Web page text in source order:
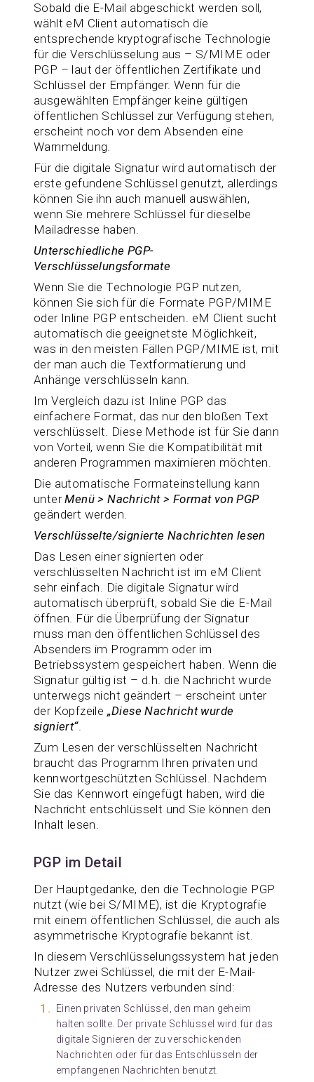
Sobald die E-Mail abgeschickt werden soll,
wählt eM Client automatisch die
entsprechende kryptografische Technologie
für die Verschlüsselung aus – S/MIME oder
PGP – laut der öffentlichen Zertifikate und
Schlüssel der Empfänger. Wenn für die
ausgewählten Empfänger keine gültigen
öffentlichen Schlüssel zur Verfügung stehen,
erscheint noch vor dem Absenden eine
Warnmeldung.
Für die digitale Signatur wird automatisch der
erste gefundene Schlüssel genutzt, allerdings
können Sie ihn auch manuell auswählen,
wenn Sie mehrere Schlüssel für dieselbe
Mailadresse haben.
Unterschiedliche PGP-
Verschlüsselungsformate
Wenn Sie die Technologie PGP nutzen,
können Sie sich für die Formate PGP/MIME
oder Inline PGP entscheiden. eM Client sucht
automatisch die geeignetste Möglichkeit,
was in den meisten Fällen PGP/MIME ist, mit
der man auch die Textformatierung und
Anhänge verschlüsseln kann.
Im Vergleich dazu ist Inline PGP das
einfachere Format, das nur den bloßen Text
verschlüsselt. Diese Methode ist für Sie dann
von Vorteil, wenn Sie die Kompatibilität mit
anderen Programmen maximieren möchten.
Die automatische Formateinstellung kann
unterMenü > Nachricht > Format von PGP
geändert werden.
Verschlüsselte/signierte Nachrichten lesen
Das Lesen einer signierten oder
verschlüsselten Nachricht ist im eM Client
sehr einfach. Die digitale Signatur wird
automatisch überprüft, sobald Sie die E-Mail
öffnen. Für die Überprüfung der Signatur
muss man den öffentlichen Schlüssel des
Absenders im Programm oder im
Betriebssystem gespeichert haben. Wenn die
Signatur gültig ist – d.h. die Nachricht wurde
unterwegs nicht geändert – erscheint unter
der Kopfzeile „Diese Nachricht wurde
signiert“.
Zum Lesen der verschlüsselten Nachricht
braucht das Programm Ihren privaten und
kennwortgeschützten Schlüssel. Nachdem
Sie das Kennwort eingefügt haben, wird die
Nachricht entschlüsselt und Sie können den
Inhalt lesen.
PGP im Detail
Der Hauptgedanke, den die Technologie PGP
nutzt (wie bei S/MIME), ist die Kryptografie
mit einem öffentlichen Schlüssel, die auch als
asymmetrische Kryptografie bekannt ist.
In diesem Verschlüsselungssystem hat jeden
Nutzer zwei Schlüssel, die mit der E-Mail-
Adresse des Nutzers verbunden sind:
Einen privaten Schlüssel, den man geheim
halten sollte. Der private Schlüssel wird für das
digitale Signieren der zu verschickenden
Nachrichten oder für das Entschlüsseln der
empfangenen Nachrichten benutzt.